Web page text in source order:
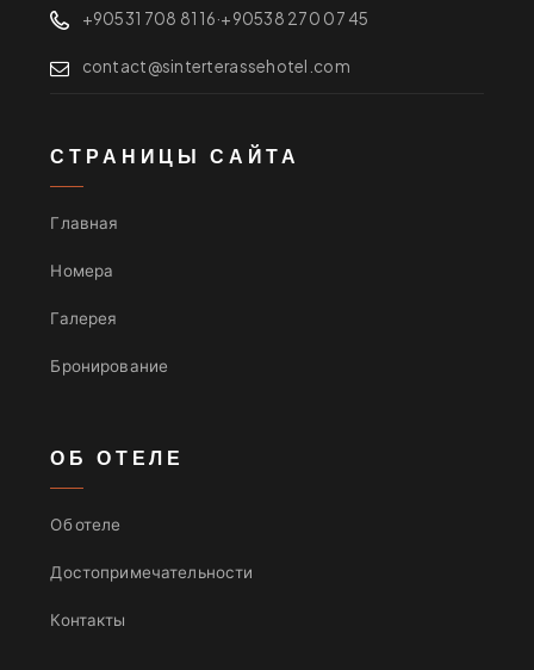
+90531 708 81 16·+90538 270 07 45
contact@sinterterassehotel.com
СТРАНИЦЫ САЙТА
Главная
Номера
Галерея
Бронирование
ОБ ОТЕЛЕ
Об отеле
Достопримечательности
Контакты